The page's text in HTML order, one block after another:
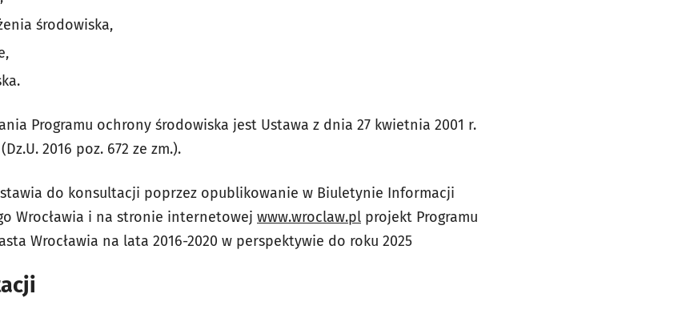
środowiska,
Programu ochrony środowiska jest Ustawa z dnia 27 kwietnia 2001 r.
2016 poz. 672 ze zm.).
do konsultacji poprzez opublikowanie w Biuletynie Informacji
Wrocławia i na stronie internetowej www.wroclaw.pl projekt Programu
Wrocławia na lata 2016-2020 w perspektywie do roku 2025